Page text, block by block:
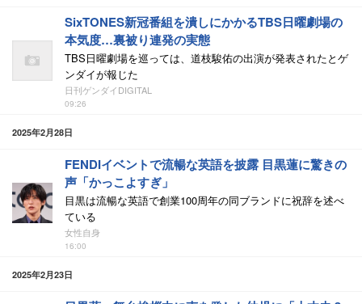
SixTONES新冠番組を潰しにかかるTBS日曜劇場の
本気度…裏被り連発の実態
TBS日曜劇場を巡っては、道枝駿佑の出演が発表されたとゲ
ンダイが報じた
日刊ゲンダイDIGITAL
09:26
2025年2月28日
FENDIイベントで流暢な英語を披露 目黒蓮に驚きの
声「かっこよすぎ」
目黒は流暢な英語で創業100周年の同ブランドに祝辞を述べ
ている
女性自身
16:00
2025年2月23日